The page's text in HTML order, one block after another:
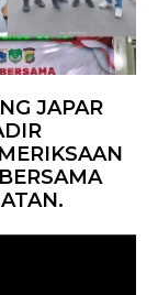
JAPAR